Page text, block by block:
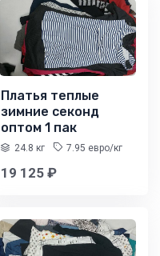
Платья теплые
зимние секонд
оптом 1 пак
24.8 кг 7.95 евро/кг
19 125 ₽